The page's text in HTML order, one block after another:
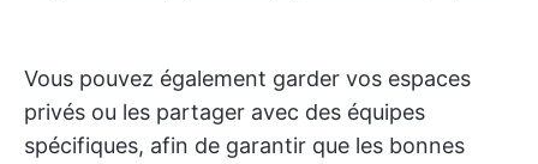
Vous pouvez également garder vos espaces
privés ou les partager avec des équipes
spécifiques, afin de garantir que les bonnes